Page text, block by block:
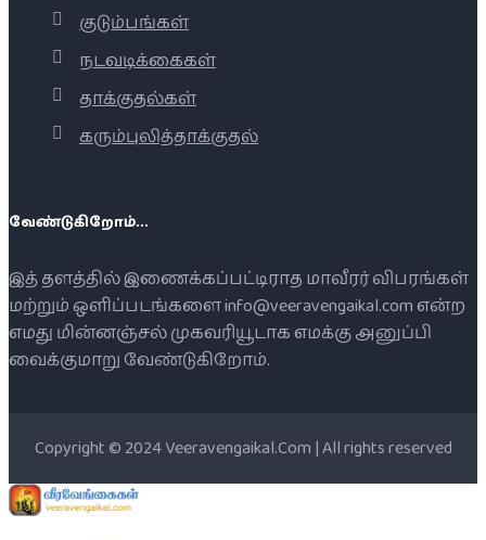
குடும்பங்கள்
நடவடிக்கைகள்
தாக்குதல்கள்
கரும்புலித்தாக்குதல்
வேண்டுகிறோம்...
இத் தளத்தில் இணைக்கப்பட்டிராத மாவீரர் விபரங்கள்
மற்றும் ஒளிப்படங்களை info@veeravengaikal.com என்ற
எமது மின்னஞ்சல் முகவரியூடாக எமக்கு அனுப்பி
வைக்குமாறு வேண்டுகிறோம்.
Copyright © 2024 Veeravengaikal.Com | All rights reserved